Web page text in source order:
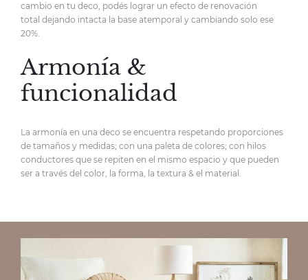
cambio en tu deco, podés lograr un efecto de renovación
total dejando intacta la base atemporal y cambiando solo ese
20%.
Armonía &
funcionalidad
La armonía en una deco se encuentra respetando proporciones
de tamaños y medidas; con una paleta de colores; con hilos
conductores que se repiten en el mismo espacio y que pueden
ser a través del color, la forma, la textura & el material.